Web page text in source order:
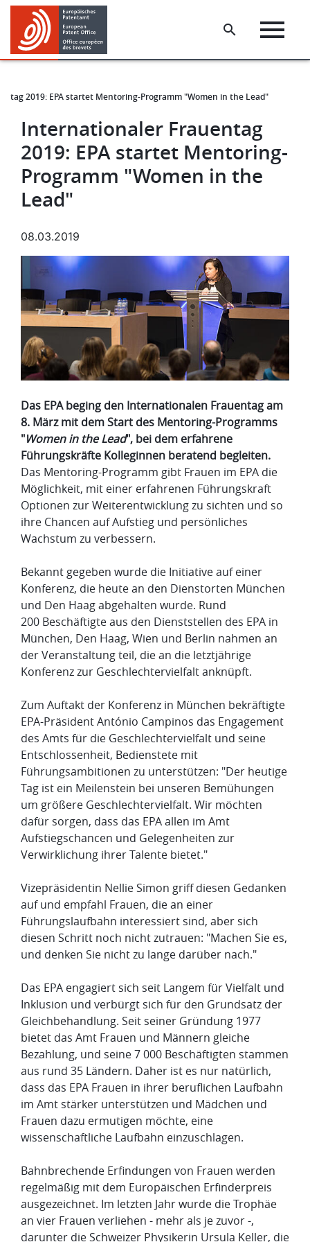
Skip
main
content
Skip
footer
2019: EPA startet Mentoring-Programm "Women in the Lead"
Internationaler Frauentag
2019: EPA startet Mentoring-
Programm "Women in the
Lead"
08.03.2019
Das EPA beging den Internationalen Frauentag am
8. März mit dem Start des Mentoring-Programms
"Women in the Lead", bei dem erfahrene
Führungskräfte Kolleginnen beratend begleiten.
Das Mentoring-Programm gibt Frauen im EPA die
Möglichkeit, mit einer erfahrenen Führungskraft
Optionen zur Weiterentwicklung zu sichten und so
ihre Chancen auf Aufstieg und persönliches
Wachstum zu verbessern.
Bekannt gegeben wurde die Initiative auf einer
Konferenz, die heute an den Dienstorten München
und Den Haag abgehalten wurde. Rund
200 Beschäftigte aus den Dienststellen des EPA in
München, Den Haag, Wien und Berlin nahmen an
der Veranstaltung teil, die an die letztjährige
Konferenz zur Geschlechtervielfalt anknüpft.
Zum Auftakt der Konferenz in München bekräftigte
EPA-Präsident António Campinos das Engagement
des Amts für die Geschlechtervielfalt und seine
Entschlossenheit, Bedienstete mit
Führungsambitionen zu unterstützen: "Der heutige
Tag ist ein Meilenstein bei unseren Bemühungen
um größere Geschlechtervielfalt. Wir möchten
dafür sorgen, dass das EPA allen im Amt
Aufstiegschancen und Gelegenheiten zur
Verwirklichung ihrer Talente bietet."
Vizepräsidentin Nellie Simon griff diesen Gedanken
auf und empfahl Frauen, die an einer
Führungslaufbahn interessiert sind, aber sich
diesen Schritt noch nicht zutrauen: "Machen Sie es,
und denken Sie nicht zu lange darüber nach."
Das EPA engagiert sich seit Langem für Vielfalt und
Inklusion und verbürgt sich für den Grundsatz der
Gleichbehandlung. Seit seiner Gründung 1977
bietet das Amt Frauen und Männern gleiche
Bezahlung, und seine 7 000 Beschäftigten stammen
aus rund 35 Ländern. Daher ist es nur natürlich,
dass das EPA Frauen in ihrer beruflichen Laufbahn
im Amt stärker unterstützen und Mädchen und
Frauen dazu ermutigen möchte, eine
wissenschaftliche Laufbahn einzuschlagen.
Bahnbrechende Erfindungen von Frauen werden
regelmäßig mit dem Europäischen Erfinderpreis
ausgezeichnet. Im letzten Jahr wurde die Trophäe
an vier Frauen verliehen - mehr als je zuvor -,
darunter die Schweizer Physikerin Ursula Keller, die